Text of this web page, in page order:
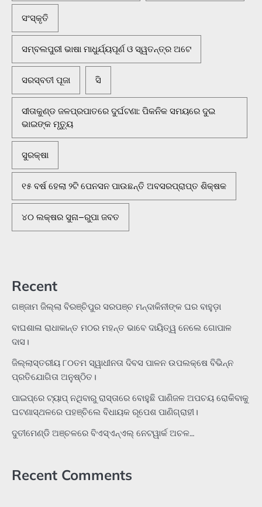
ସଂସ୍କୃତି
ସମ୍ବଲପୁରୀ ଭାଷା ମାଧୁର୍ଯ୍ୟପୂର୍ଣ ଓ ସ୍ୱତନ୍ତ୍ର ଅଟେ
ସରସ୍ବତୀ ପୂଜା ସି
ସୀତାକୁଣ୍ଡ ଜଳପ୍ରପାତରେ ଦୁର୍ଘଟଣା: ପିକନିକ ସମୟରେ ଦୁଇ
ଭାଇଙ୍କ ମୃତ୍ୟୁ
ସୁରକ୍ଷା
୧୫ ବର୍ଷ ହେଲା ୨ଟି ପେନସନ ପାଉଛନ୍ତି ଅବସରପ୍ରାପ୍ତ ଶିକ୍ଷକ
୪୦ ଲକ୍ଷର ସୁନା–ରୁପା ଜବତ
Recent
ଗଞ୍ଜାମ ଜିଲ୍ଲା ବିରଞ୍ଚିପୁର ସରପଞ୍ଚ ମନ୍ଦାକିନୀଙ୍କ ଘର ବାହୁଡ଼ା
ବାଘଶାଳା ରାଧାକାନ୍ତ ମଠର ମହନ୍ତ ଭାବେ ଦାୟିତ୍ୱ ନେଲେ ଗୋପାଳ
ଦାସ।
ଜିଲ୍ଲାସ୍ତରୀୟ ୮୦ତମ ସ୍ୱାଧୀନତା ଦିବସ ପାଳନ ଉପଲକ୍ଷେ ବିଭିନ୍ନ
ପ୍ରତିଯୋଗିତା ଅନୁଷ୍ଠିତ।
ପାଇପ୍‌ରେ ଟ୍ୟାପ୍‌ ନଥିବାରୁ ରାସ୍ତାରେ ବୋହୁଛି ପାଣିଜଳ ଅପଚୟ ରୋକିବାକୁ
ଘଟଣାସ୍ଥଳରେ ପହଞ୍ଚିଲେ ବିଧାୟକ ରୂପେଶ ପାଣିଗ୍ରାହୀ।
ଦୁତୀମେଣ୍ଡି ଅଞ୍ଚଳରେ ବିଏସ୍‌ଏନ୍‌ଏଲ୍‌ ନେଟୱାର୍କ ଅଚଳ…
Recent Comments